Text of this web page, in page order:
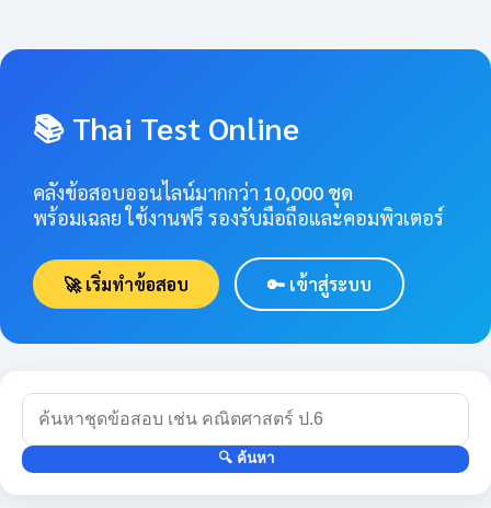
📚 Thai Test Online
คลังข้อสอบออนไลน์มากกว่า 10,000 ชุด
พร้อมเฉลย ใช้งานฟรี รองรับมือถือและคอมพิวเตอร์
🚀 เริ่มทำข้อสอบ 🔑 เข้าสู่ระบบ
🔍 ค้นหา